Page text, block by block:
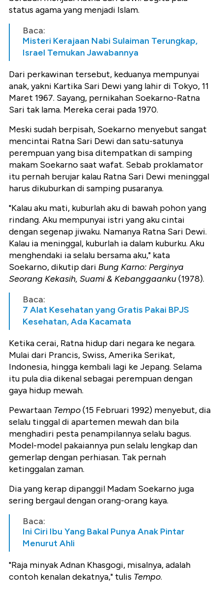
status agama yang menjadi Islam.
Baca:
Misteri Kerajaan Nabi Sulaiman Terungkap,
Israel Temukan Jawabannya
Dari perkawinan tersebut, keduanya mempunyai
anak, yakni Kartika Sari Dewi yang lahir di Tokyo, 11
Maret 1967. Sayang, pernikahan Soekarno-Ratna
Sari tak lama. Mereka cerai pada 1970.
Meski sudah berpisah, Soekarno menyebut sangat
mencintai Ratna Sari Dewi dan satu-satunya
perempuan yang bisa ditempatkan di samping
makam Soekarno saat wafat. Sebab proklamator
itu pernah berujar kalau Ratna Sari Dewi meninggal
harus dikuburkan di samping pusaranya.
"Kalau aku mati, kuburlah aku di bawah pohon yang
rindang. Aku mempunyai istri yang aku cintai
dengan segenap jiwaku. Namanya Ratna Sari Dewi.
Kalau ia meninggal, kuburlah ia dalam kuburku. Aku
menghendaki ia selalu bersama aku," kata
Soekarno, dikutip dari Bung Karno: Perginya
Seorang Kekasih, Suami & Kebanggaanku(1978).
Baca:
7 Alat Kesehatan yang Gratis Pakai BPJS
Kesehatan, Ada Kacamata
Ketika cerai, Ratna hidup dari negara ke negara.
Mulai dari Prancis, Swiss, Amerika Serikat,
Indonesia, hingga kembali lagi ke Jepang. Selama
itu pula dia dikenal sebagai perempuan dengan
gaya hidup mewah.
Pewartaan Tempo(15 Februari 1992) menyebut, dia
selalu tinggal di apartemen mewah dan bila
menghadiri pesta penampilannya selalu bagus.
Model-model pakaiannya pun selalu lengkap dan
gemerlap dengan perhiasan. Tak pernah
ketinggalan zaman.
Dia yang kerap dipanggil Madam Soekarno juga
sering bergaul dengan orang-orang kaya.
Baca:
Ini Ciri Ibu Yang Bakal Punya Anak Pintar
Menurut Ahli
"Raja minyak Adnan Khasgogi, misalnya, adalah
contoh kenalan dekatnya," tulis Tempo.